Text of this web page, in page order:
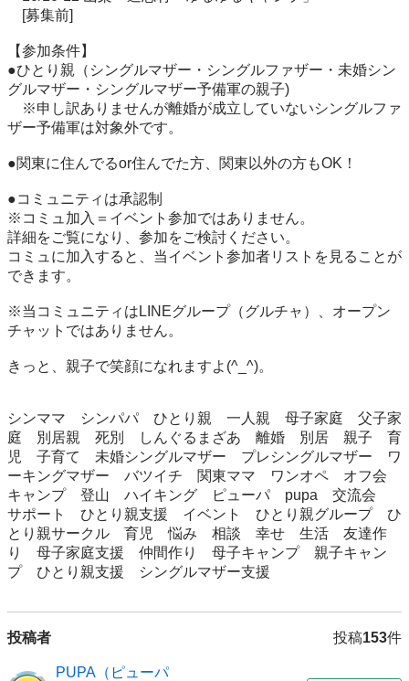
[募集前]
【参加条件】
●ひとり親（シングルマザー・シングルファザー・未婚シン
グルマザー・シングルマザー予備軍の親子)
※申し訳ありませんが離婚が成立していないシングルファ
ザー予備軍は対象外です。
●関東に住んでるor住んでた方、関東以外の方もOK！
●コミュニティは承認制
※コミュ加入＝イベント参加ではありません。
詳細をご覧になり、参加をご検討ください。
コミュに加入すると、当イベント参加者リストを見ることが
できます。
※当コミュニティはLINEグループ（グルチャ）、オープン
チャットではありません。
きっと、親子で笑顔になれますよ(^_^)。
シンママ　シンパパ　ひとり親　一人親　母子家庭　父子家
庭　別居親　死別　しんぐるまざあ　離婚　別居　親子　育
児　子育て　未婚シングルマザー　プレシングルマザー　ワ
ーキングマザー　バツイチ　関東ママ　ワンオペ　オフ会
キャンプ　登山　ハイキング　ピューパ　pupa　交流会
サポート　ひとり親支援　イベント　ひとり親グループ　ひ
とり親サークル　育児　悩み　相談　幸せ　生活　友達作
り　母子家庭支援　仲間作り　母子キャンプ　親子キャン
プ　ひとり親支援　シングルマザー支援
投稿者 投稿153件
PUPA（ピューパ